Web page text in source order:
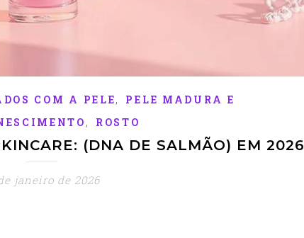
COM A PELE,
PELE MADURA E
, ROSTO
(DNA DE SALMÃO) EM 2026
janeiro de 2026